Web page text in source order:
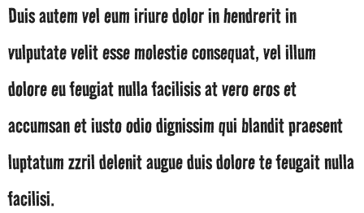
Duis autem vel eum iriure dolor in hendrerit in
vulputate velit esse molestie consequat, vel illum
dolore eu feugiat nulla facilisis at vero eros et
accumsan et iusto odio dignissim qui blandit praesent
luptatum zzril delenit augue duis dolore te feugait nulla
facilisi.